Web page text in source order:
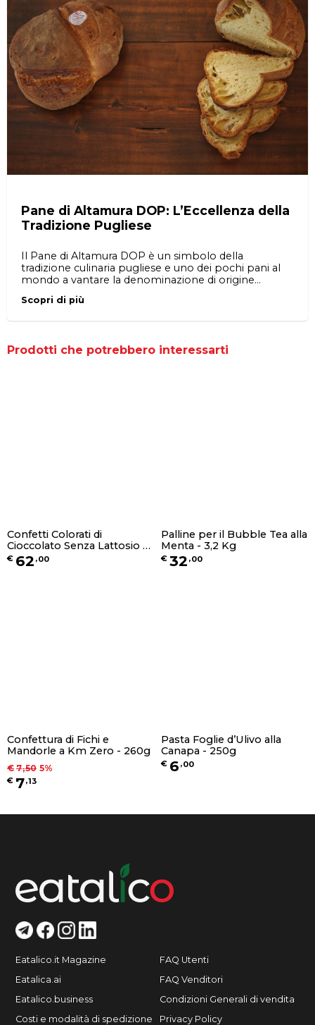
Pane di Altamura DOP: L’Eccellenza della
Tradizione Pugliese
Il Pane di Altamura DOP è un simbolo della
tradizione culinaria pugliese e uno dei pochi pani al
mondo a vantare la denominazione di origine
croccante, il cuore soffice e il sapore inconfondibile,
Scopri di più
Prodotti che potrebbero interessarti
Confetti Colorati di
Cioccolato Senza Lattosio -
5 Kg
€ 62 ,00
Palline per il Bubble Tea alla
Menta - 3,2 Kg
€ 32 ,00
Confettura di Fichi e
Mandorle a Km Zero - 260g
€ 7,50 5%
€ 7,13
Pasta Foglie d’Ulivo alla
Canapa - 250g
€ 6 ,00
Eatalico.it Magazine
Eatalica.ai
Eatalico.business
Costi e modalità di spedizione
FAQ Utenti
FAQ Venditori
Condizioni Generali di vendita
Privacy Policy